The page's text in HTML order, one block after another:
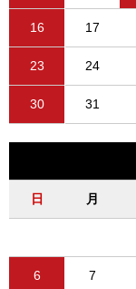
16 17
23 24
30 31
日 月
6 7